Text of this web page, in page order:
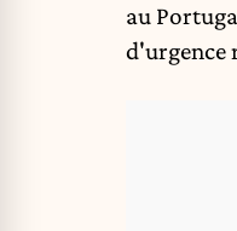
au
d'urgence